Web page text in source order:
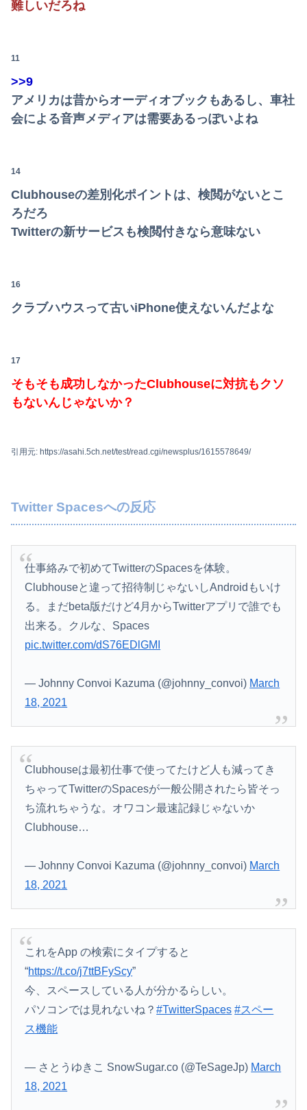
Powered by livedoor 相互RSS
難しいだろね
11
>>9
アメリカは昔からオーディオブックもあるし、車社
会による音声メディアは需要あるっぽいよね
14
Clubhouseの差別化ポイントは、検閲がないとこ
ろだろ
Twitterの新サービスも検閲付きなら意味ない
16
クラブハウスって古いiPhone使えないんだよな
17
そもそも成功しなかったClubhouseに対抗もクソ
もないんじゃないか？
引用元: https://asahi.5ch.net/test/read.cgi/newsplus/1615578649/
Twitter Spacesへの反応
仕事絡みで初めてTwitterのSpacesを体験。
Clubhouseと違って招待制じゃないしAndroidもいけ
る。まだbeta版だけど4月からTwitterアプリで誰でも
出来る。クルな、Spaces
pic.twitter.com/dS76EDlGMI
— Johnny Convoi Kazuma (@johnny_convoi) March
18, 2021
Clubhouseは最初仕事で使ってたけど人も減ってき
ちゃってTwitterのSpacesが一般公開されたら皆そっ
ち流れちゃうな。オワコン最速記録じゃないか
Clubhouse…
— Johnny Convoi Kazuma (@johnny_convoi) March
18, 2021
これをApp の検索にタイプすると
“https://t.co/j7ttBFyScy”
今、スペースしている人が分かるらしい。
パソコンでは見れないね？#TwitterSpaces #スペー
ス機能
— さとうゆきこ SnowSugar.co (@TeSageJp) March
18, 2021